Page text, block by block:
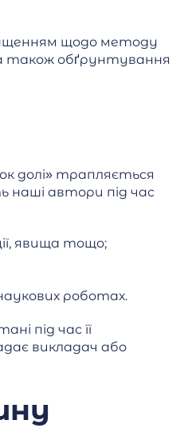
щодо методу
також обґрунтування
долі» трапляється
наші автори під час
явища тощо;
роботах.
під час її
викладач або